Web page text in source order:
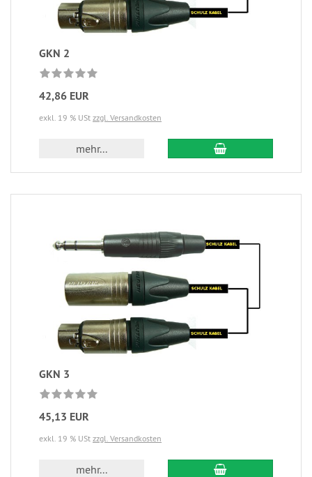
GKN 2
42,86 EUR
exkl. 19 % USt zzgl. Versandkosten
mehr...
GKN 3
45,13 EUR
exkl. 19 % USt zzgl. Versandkosten
mehr...